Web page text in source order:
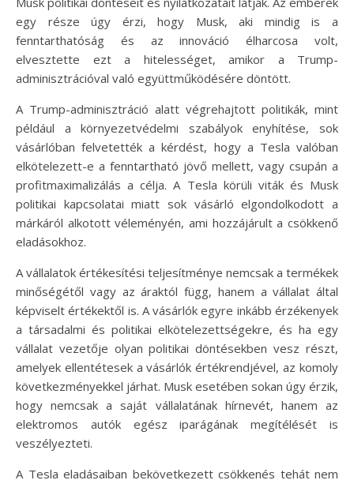
egy része úgy érzi, hogy Musk, aki mindig is a
fenntarthatóság és az innováció élharcosa volt,
elvesztette ezt a hitelességet, amikor a Trump-
adminisztrációval való együttműködésére döntött.
A Trump-adminisztráció alatt végrehajtott politikák, mint
például a környezetvédelmi szabályok enyhítése, sok
vásárlóban felvetették a kérdést, hogy a Tesla valóban
elkötelezett-e a fenntartható jövő mellett, vagy csupán a
profitmaximalizálás a célja. A Tesla körüli viták és Musk
politikai kapcsolatai miatt sok vásárló elgondolkodott a
márkáról alkotott véleményén, ami hozzájárult a csökkenő
eladásokhoz.
A vállalatok értékesítési teljesítménye nemcsak a termékek
minőségétől vagy az áraktól függ, hanem a vállalat által
képviselt értékektől is. A vásárlók egyre inkább érzékenyek
a társadalmi és politikai elkötelezettségekre, és ha egy
vállalat vezetője olyan politikai döntésekben vesz részt,
amelyek ellentétesek a vásárlók értékrendjével, az komoly
következményekkel járhat. Musk esetében sokan úgy érzik,
hogy nemcsak a saját vállalatának hírnevét, hanem az
elektromos autók egész iparágának megítélését is
veszélyezteti.
A Tesla eladásaiban bekövetkezett csökkenés tehát nem